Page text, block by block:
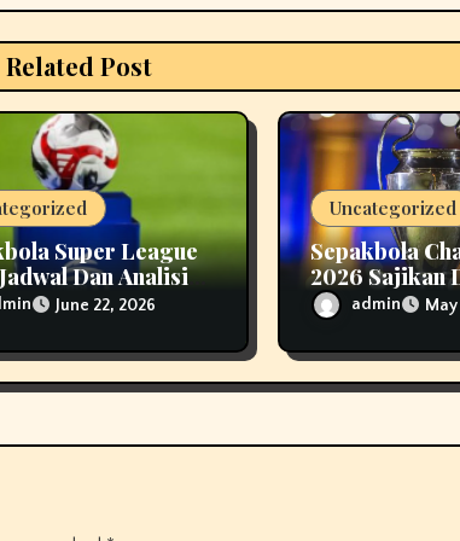
Related Post
Super League
Dan Analisis
June 22, 2026
Uncategorized
Sepakbola
2026 Sajikan
Bergengsi
admin